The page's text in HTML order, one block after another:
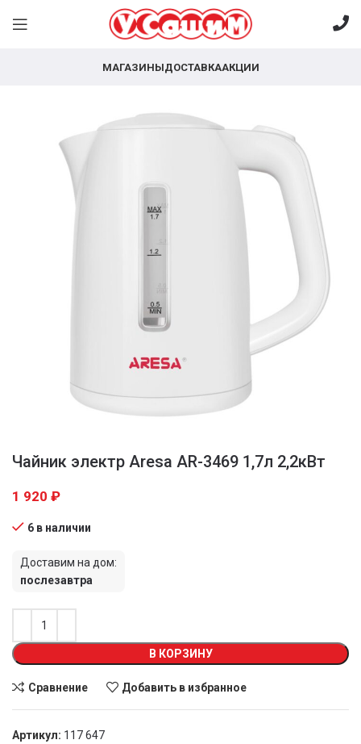
МАГАЗИНЫДОСТАВКААКЦИИ
Чайник электр Aresa AR-3469 1,7л 2,2кВт
1 920 ₽
6 в наличии
Доставим на дом:
послезавтра
В КОРЗИНУ
Сравнение Добавить в избранное
Артикул: 117 647